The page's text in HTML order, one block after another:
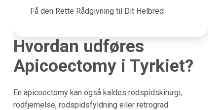
Få den Rette Rådgivning til Dit Helbred
Hvordan udføres
Apicoectomy i Tyrkiet?
En apicoectomy kan også kaldes rodspidskirurgi,
rodfjernelse, rodspidsfyldning eller retrograd